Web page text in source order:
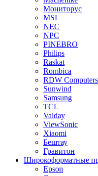
Мониторус
MSI
NEC
NPC
PINEBRO
Philips
Raskat
Rombica
RDW Computers
Sunwind
Samsung
TCL
Valday
ViewSonic
Xiaomi
Бештау
Гравитон
Широкоформатные
Epson